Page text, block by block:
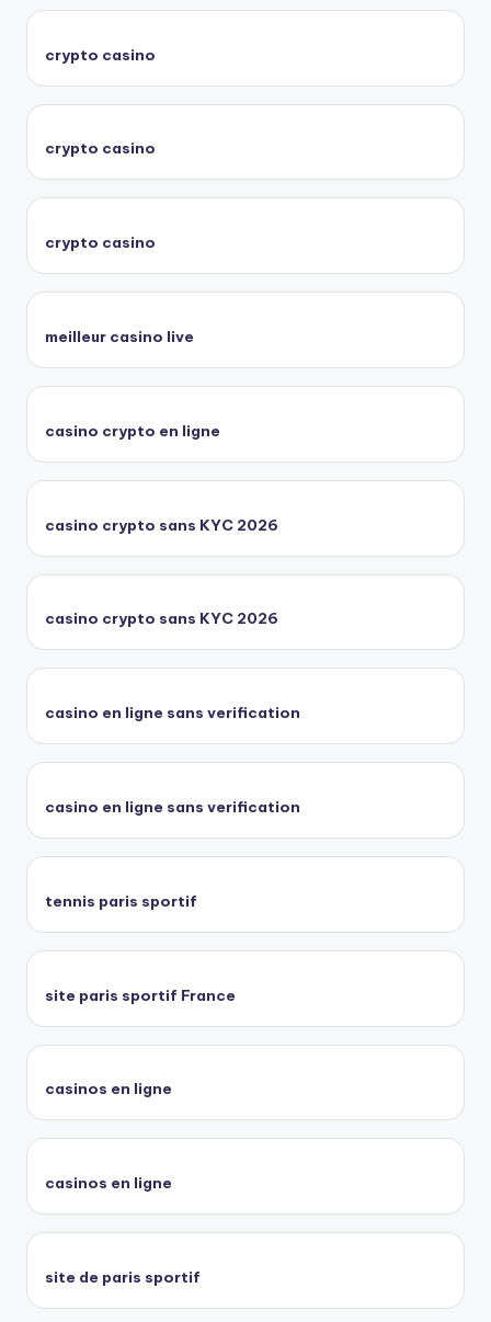
crypto casino
crypto casino
crypto casino
meilleur casino live
casino crypto en ligne
casino crypto sans KYC 2026
casino crypto sans KYC 2026
casino en ligne sans verification
casino en ligne sans verification
tennis paris sportif
site paris sportif France
casinos en ligne
casinos en ligne
site de paris sportif